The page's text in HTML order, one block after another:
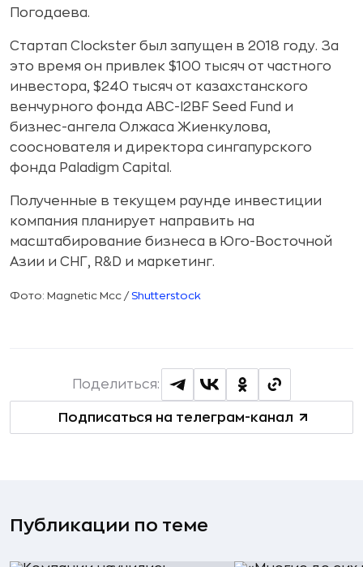
Погодаева.
Стартап Clockster был запущен в 2018 году. За
это время он привлек $100 тысяч от частного
инвестора, $240 тысяч от казахстанского
венчурного фонда ABC-I2BF Seed Fund и
бизнес-ангела Олжаса Жиенкулова,
сооснователя и директора сингапурского
фонда Paladigm Capital.
Полученные в текущем раунде инвестиции
компания планирует направить на
масштабирование бизнеса в Юго-Восточной
Азии и СНГ, R&D и маркетинг.
Фото: Magnetic Mcc / Shutterstock
Подписаться на телеграм-канал
Поделиться:
Публикации по теме